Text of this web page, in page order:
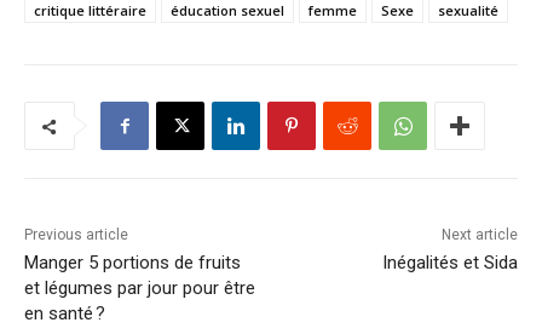
critique littéraire
éducation sexuel femme Sexe sexualité
Previous article
Manger 5 portions de fruits
et légumes par jour pour être
en santé ?
Next article
Inégalités et Sida